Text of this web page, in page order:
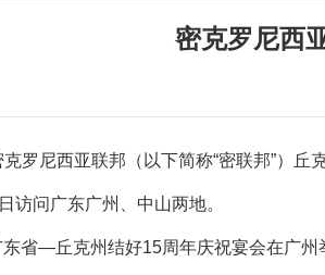
密克罗尼西
尼西亚联邦（以下简称“密联邦”）丘
访问广东广州、中山两地。
—丘克州结好15周年庆祝宴会在广州